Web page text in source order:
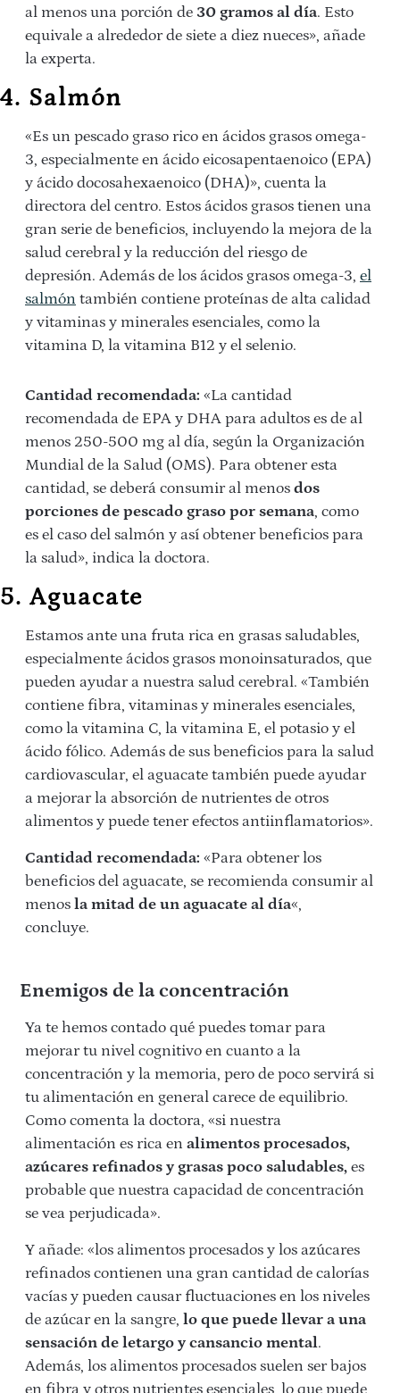
al menos una porción de 30 gramos al día. Esto
equivale a alrededor de siete a diez nueces», añade
la experta.
4. Salmón
«Es un pescado graso rico en ácidos grasos omega-
3, especialmente en ácido eicosapentaenoico (EPA)
y ácido docosahexaenoico (DHA)», cuenta la
directora del centro. Estos ácidos grasos tienen una
gran serie de beneficios, incluyendo la mejora de la
salud cerebral y la reducción del riesgo de
depresión. Además de los ácidos grasos omega-3, el
salmón también contiene proteínas de alta calidad
y vitaminas y minerales esenciales, como la
vitamina D, la vitamina B12 y el selenio.
Cantidad recomendada: «La cantidad
recomendada de EPA y DHA para adultos es de al
menos 250-500 mg al día, según la Organización
Mundial de la Salud (OMS). Para obtener esta
cantidad, se deberá consumir al menos dos
porciones de pescado graso por semana, como
es el caso del salmón y así obtener beneficios para
la salud», indica la doctora.
5. Aguacate
Estamos ante una fruta rica en grasas saludables,
especialmente ácidos grasos monoinsaturados, que
pueden ayudar a nuestra salud cerebral. «También
contiene fibra, vitaminas y minerales esenciales,
como la vitamina C, la vitamina E, el potasio y el
ácido fólico. Además de sus beneficios para la salud
cardiovascular, el aguacate también puede ayudar
a mejorar la absorción de nutrientes de otros
alimentos y puede tener efectos antiinflamatorios».
Cantidad recomendada: «Para obtener los
beneficios del aguacate, se recomienda consumir al
menos la mitad de un aguacate al día«,
concluye.
Enemigos de la concentración
Ya te hemos contado qué puedes tomar para
mejorar tu nivel cognitivo en cuanto a la
concentración y la memoria, pero de poco servirá si
tu alimentación en general carece de equilibrio.
Como comenta la doctora, «si nuestra
alimentación es rica en alimentos procesados,
azúcares refinados y grasas poco saludables, es
probable que nuestra capacidad de concentración
se vea perjudicada».
Y añade: «los alimentos procesados y los azúcares
refinados contienen una gran cantidad de calorías
vacías y pueden causar fluctuaciones en los niveles
de azúcar en la sangre, lo que puede llevar a una
sensación de letargo y cansancio mental.
Además, los alimentos procesados suelen ser bajos